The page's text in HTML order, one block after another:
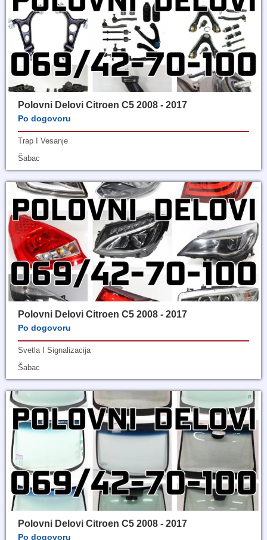
Polovni Delovi Citroen C5 2008 - 2017
Po dogovoru
Trap I Vesanje
Šabac
Polovni Delovi Citroen C5 2008 - 2017
Po dogovoru
Svetla I Signalizacija
Šabac
Polovni Delovi Citroen C5 2008 - 2017
Po dogovoru